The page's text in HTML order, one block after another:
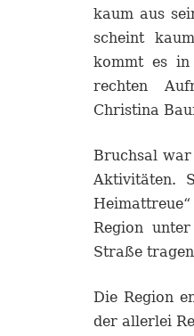
kaum aus
scheint
kommt es in
rechten
Christina
Bruchsal
Aktivitäten.
Region
Straße
Die Region
der allerlei